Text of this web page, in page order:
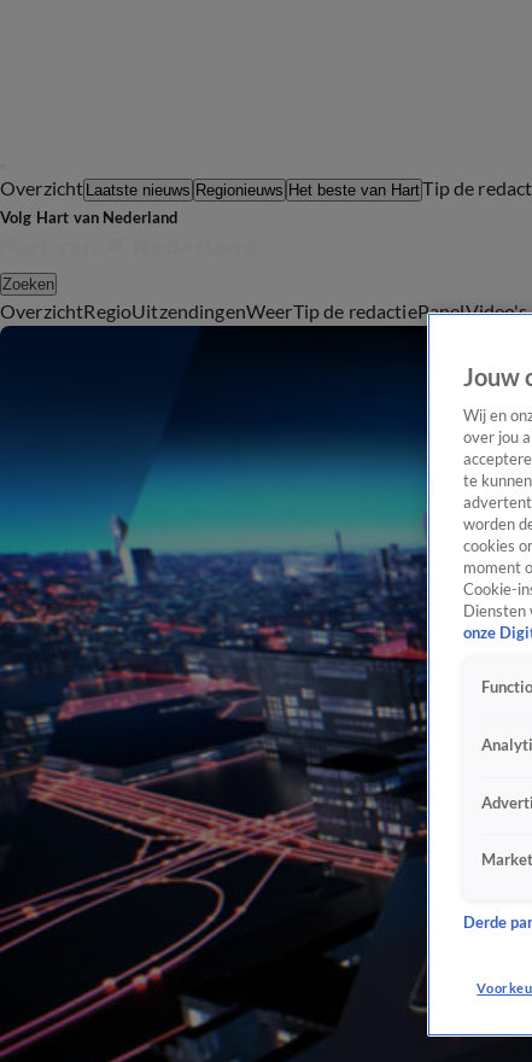
Overzicht Laatste nieuws Regionieuws Het beste van HartTip de
Volg Hart van Nederland
Zoeken
OverzichtRegioUitzendingenWeerTip de redactiePanelVideo's
Jouw
Wij en
over jou
te
worden
cookies
moment
Cookie-
Diensten
onze
Derde